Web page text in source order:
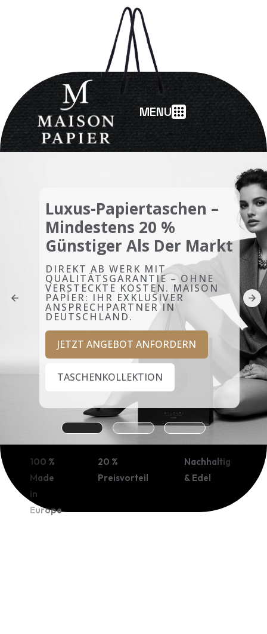
MENU
Luxus-Papiertaschen –
Mindestens 20 %
Günstiger Als Der Markt
DIREKT AB WERK MIT
QUALITÄTSGARANTIE – OHNE
VERSTECKTE KOSTEN. MAISON
PAPİER: IHR EXKLUSIVER
ANSPRECHPARTNER IN
DEUTSCHLAND.
JETZT ANGEBOT ANFORDERN
TASCHENKOLLEKTION
100 %
Made
in
Europe
20 %
Preisvorteil
Nachhaltig
& Edel